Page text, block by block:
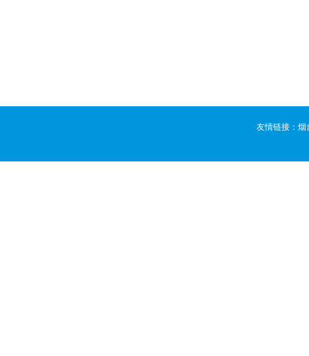
友情链接： 烟